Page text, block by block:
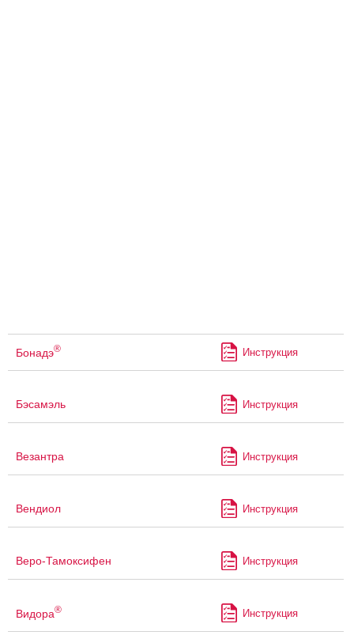
Бонадэ® Инструкция
Бэсамэль Инструкция
Везантра Инструкция
Вендиол Инструкция
Веро-Тамоксифен Инструкция
Видора® Инструкция